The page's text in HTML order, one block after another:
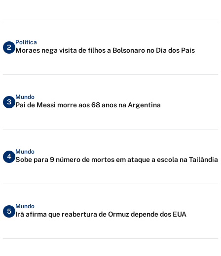
2
Política
Moraes nega visita de filhos a Bolsonaro no Dia dos Pais
3
Mundo
Pai de Messi morre aos 68 anos na Argentina
4
Mundo
Sobe para 9 número de mortos em ataque a escola na Tailândia
5
Mundo
Irã afirma que reabertura de Ormuz depende dos EUA